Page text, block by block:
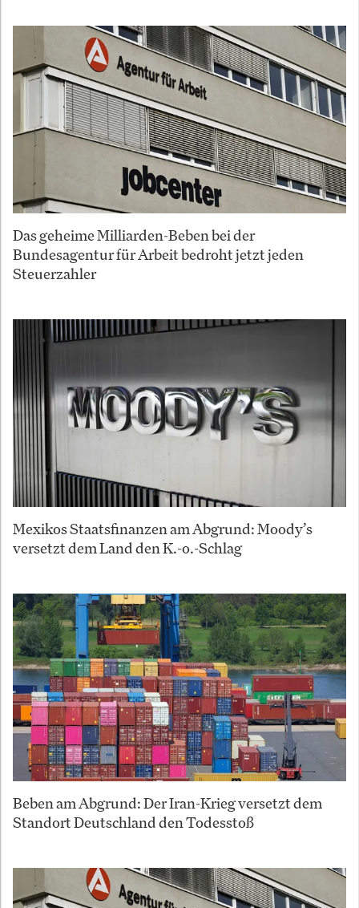
Das geheime Milliarden-Beben bei der
Bundesagentur für Arbeit bedroht jetzt jeden
Steuerzahler
Mexikos Staatsfinanzen am Abgrund: Moody’s
versetzt dem Land den K.-o.-Schlag
Beben am Abgrund: Der Iran-Krieg versetzt dem
Standort Deutschland den Todesstoß